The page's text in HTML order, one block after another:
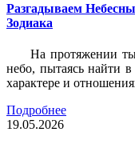
Разгадываем
Зодиака
На протяжении
небо, пытаясь найти
характере и
Подробнее
19.05.2026